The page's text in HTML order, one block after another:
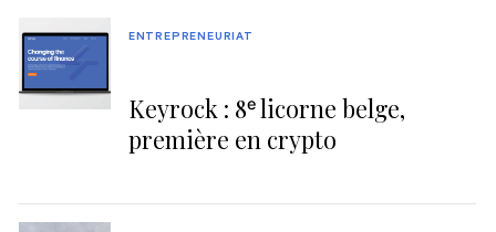
Keyrock : 8ᵉ licorne belge,
première en crypto
ENTREPRENEURIAT